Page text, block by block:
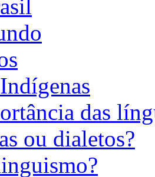
das
ou dialetos?